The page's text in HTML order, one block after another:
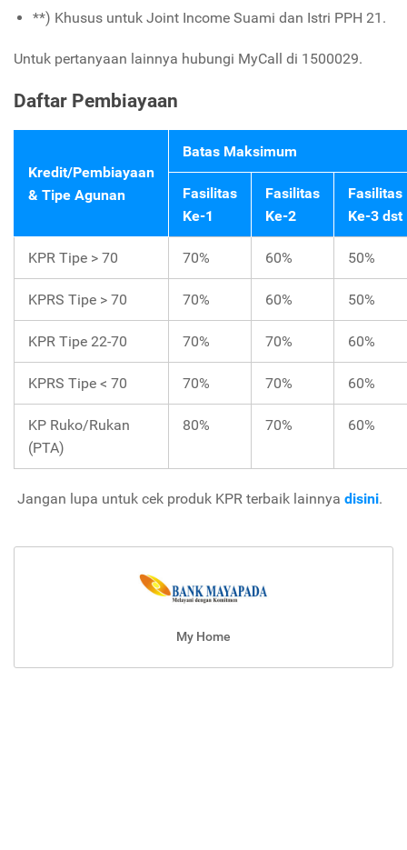
**) Khusus untuk Joint Income Suami dan Istri PPH 21.
Untuk pertanyaan lainnya hubungi MyCall di 1500029.
Daftar Pembiayaan
Kredit/Pembiayaan
& Tipe Agunan
Batas Maksimum
Fasilitas
Ke-1
Fasilitas
Ke-2
Fasilitas
Ke-3 dst
KPR Tipe > 70 70% 60% 50%
KPRS Tipe > 70 70% 60% 50%
KPR Tipe 22-70 70% 70% 60%
KPRS Tipe < 70 70% 70% 60%
KP Ruko/Rukan
(PTA)
80% 70% 60%
Jangan lupa untuk cek produk KPR terbaik lainnya disini.
My Home